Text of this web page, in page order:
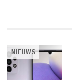
NIEUWS